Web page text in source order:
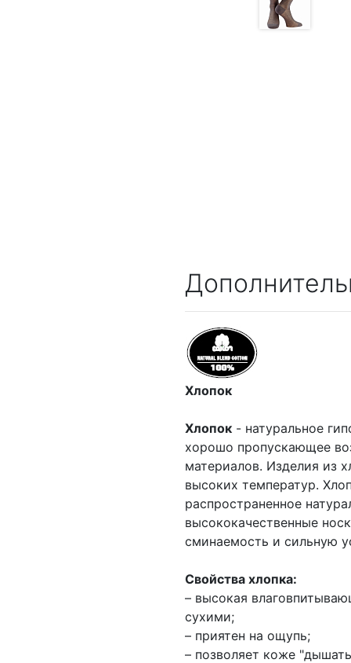
Хлопок
Хлопок - натуральное
хорошо пропускающее
материалов. Изделия из
высоких температур.
распространенное
высококачественные
сминаемость и сильную
Свойства хлопка:
– высокая
сухими;
– приятен на ощупь;
– позволяет коже